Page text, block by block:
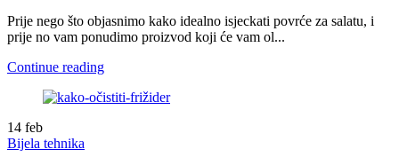
Prije nego što objasnimo kako idealno isjeckati povrće za salatu, i
prije no vam ponudimo proizvod koji će vam ol...
Continue reading
14 feb
Bijela tehnika